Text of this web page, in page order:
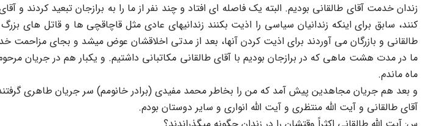
زندان خدمت آقای طالقانی بودیم. البته یک فاصله ای افتاد و چند نفر از ما را به برازجان تبعید کردند و
کنند، سابق برای اینکه زندانیان سیاسی را اذیت بکنند زندانیهای عادی مثل قاچاقچی ها و قاتل های
طالقانی و بازرگان می آوردند برای اذیت کردن آنها، بعد از مدتی اخلاقشان عوض میشد و بجای مزاحمت
ما در مدت هشت ماهی که در برازجان بودیم با آقای طالقانی مکاتبانی داشتیم. و یکبار هم در جریان
ماه ماندم.
و بعد هم جریان مجاهدین پیش آمد که من را بخاطر محمد مفیدی (برادر خانومم) سر جریان طاهری
آقای طالقانی و آیت الله منتظری و آیت الله انواری و سایر دوستان بودم.